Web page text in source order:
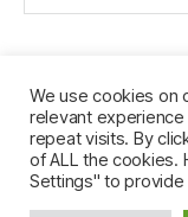
À PROPOS•
POLITIQUE
We use cookies on
relevant
repeat visits. By
of ALL the cookies.
Settings" to